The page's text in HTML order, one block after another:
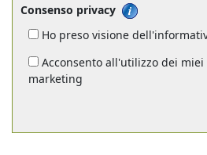
Consenso privacy
Ho preso visione
Acconsento all'utilizzo dei
marketing